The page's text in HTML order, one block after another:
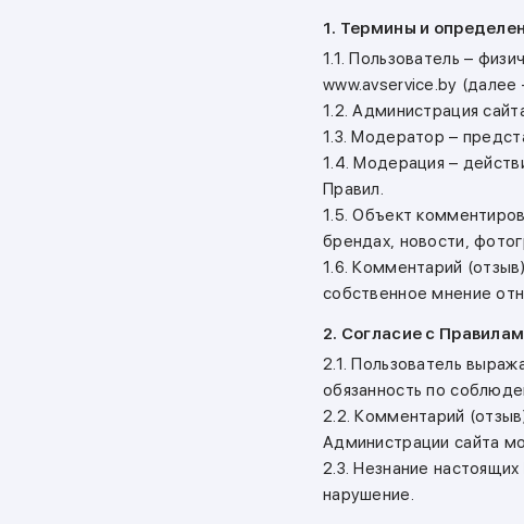
1. Термины и
1.1. Пользователь –
www.avservice.by
1.2. Администрация
1.3. Модератор –
1.4. Модерация –
Правил.
1.5. Объект
брендах, новости,
1.6. Комментарий
собственное мнение
2. Согласие с
2.1. Пользователь
обязанность по
2.2. Комментарий
Администрации сайта
2.3. Незнание
нарушение.